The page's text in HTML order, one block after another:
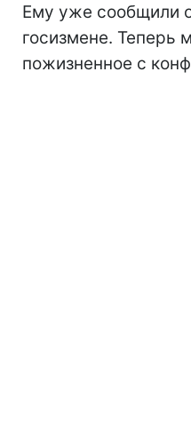
Ему уже сообщили
госизмене. Теперь
пожизненное с